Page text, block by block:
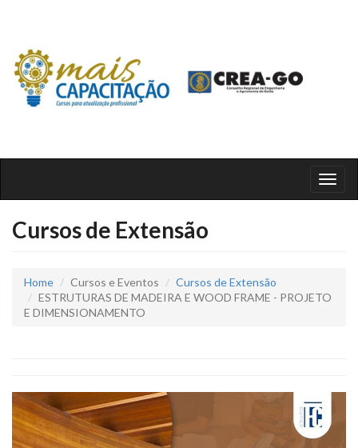
Cursos de Extensão
Home Cursos e Eventos
Cursos de Extensão
ESTRUTURAS DE MADEIRA E WOOD FRAME - PROJETO
E DIMENSIONAMENTO